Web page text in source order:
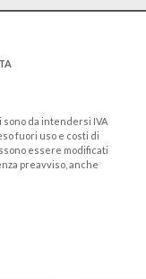
da intendersi IVA
fuori uso e costi di
essere modificati
preavviso, anche